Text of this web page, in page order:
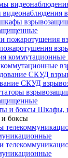
СКУД
Шкафы,
боксы